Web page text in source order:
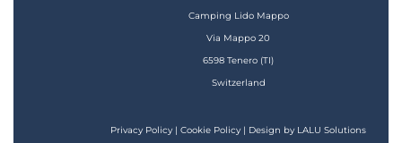
Camping Lido Mappo
Via Mappo 20
6598 Tenero (TI)
Switzerland
Privacy Policy |Cookie Policy | Design by LALU Solutions